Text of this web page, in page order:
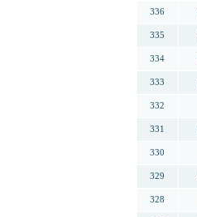
336
335
334
333
332
331
330
329
328